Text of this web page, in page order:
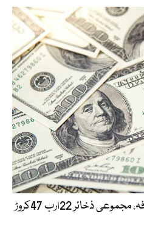
ملکی زرمبادلہ ذخائر میں اضافہ، مجموعی ذخائر 22ارب 47کروڑ